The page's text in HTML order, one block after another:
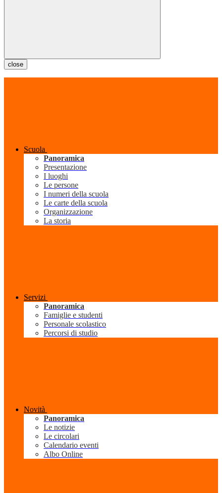
close
Scuola
Panoramica
Presentazione
I luoghi
Le persone
I numeri della scuola
Le carte della scuola
Organizzazione
La storia
Servizi
Panoramica
Famiglie e studenti
Personale scolastico
Percorsi di studio
Novità
Panoramica
Le notizie
Le circolari
Calendario eventi
Albo Online